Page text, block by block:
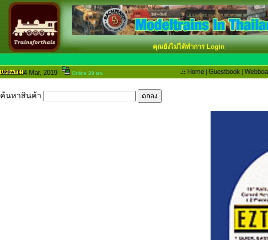
คุณยังไม่ได้ทำการ Login
4 Mar, 2019 Online 29 คน .:: Home | Guestbook |
ค้นหาสินค้า